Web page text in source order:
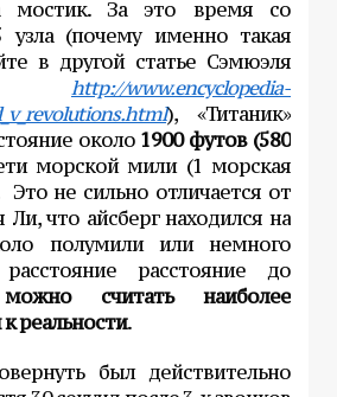
мостик. За это время со
узла (почему именно такая
в другой статье Сэмюэля
http://www.encyclopedia-
), «Титаник»
около 1900 футов (580
морской мили (1 морская
не сильно отличается от
что айсберг находился на
полумили или немного
расстояние до
можно считать наиболее
реальности.
был действительно